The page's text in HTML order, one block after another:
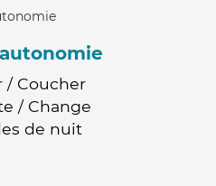
/ Coucher
/ Change
de nuit